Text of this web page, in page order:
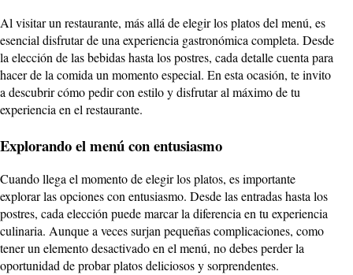
Al visitar un restaurante, más allá de elegir los platos del menú, es
esencial disfrutar de una experiencia gastronómica completa. Desde
la elección de las bebidas hasta los postres, cada detalle cuenta para
hacer de la comida un momento especial. En esta ocasión, te invito
a descubrir cómo pedir con estilo y disfrutar al máximo de tu
experiencia en el restaurante.
Explorando el menú con entusiasmo
Cuando llega el momento de elegir los platos, es importante
explorar las opciones con entusiasmo. Desde las entradas hasta los
postres, cada elección puede marcar la diferencia en tu experiencia
culinaria. Aunque a veces surjan pequeñas complicaciones, como
tener un elemento desactivado en el menú, no debes perder la
oportunidad de probar platos deliciosos y sorprendentes.